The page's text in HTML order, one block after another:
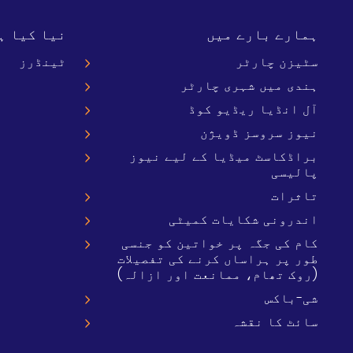
ہمارے بارے میں
سٹیزن چارٹر
ہندی میں شہری چارٹر
آل انڈیا ریڈیو کوڈ
نیوز سروسز ڈویژن
براڈکاسٹ میڈیا کے لیے نیوز
پالیسی
تاثرات
اندرونی شکایات کمیٹی
کام کی جگہ پر خواتین کو جنسی
طور پر ہراساں کرنے کی تفصیلات
(روک تھام، ممانعت اور ازالہ)
شی-باکس
سائٹ کا نقشہ
نیا کیا
ٹینڈرز